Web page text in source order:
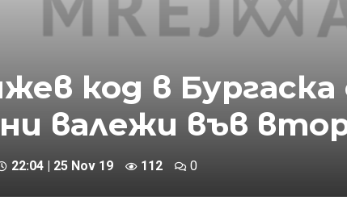
код в Бургаска
валежи във
22:04 | 25 Nov 19 112 0